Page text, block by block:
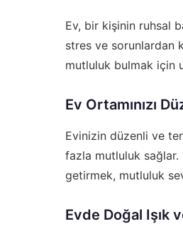
Ev, bir kişinin ruhsal
stres ve sorunlardan
mutluluk bulmak için
Ev Ortamınızı
Evinizin düzenli ve
fazla mutluluk
getirmek, mutluluk
Evde Doğal Işık